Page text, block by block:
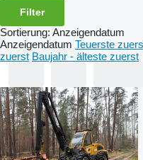
Filter
Sortierung: Anzeigendatum
Anzeigendatum Teuerste
zuerst Baujahr - älteste zuerst